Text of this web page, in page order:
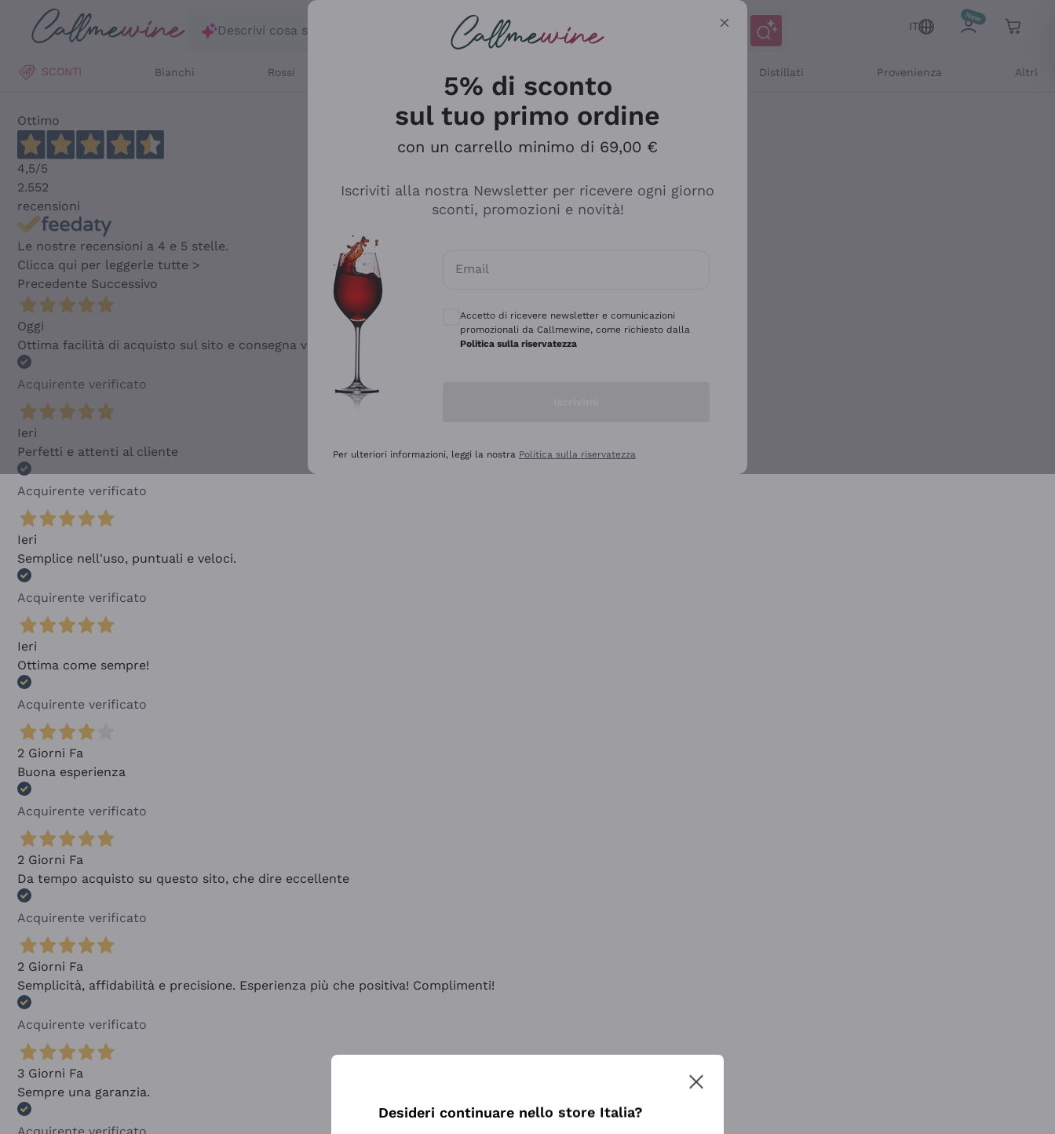
Salta al contenuto principale
Descrivi cosa stai cercando
IT
SCONTI Bianchi Rossi Distillati Provenienza Altri
Ottimo
4,5/5
2.552
recensioni
Le nostre recensioni a 4 e 5 stelle.
Clicca qui per leggerle tutte >
Precedente Successivo
Oggi
Ottima facilità di acquisto sul sito e consegna velocissima
Acquirente verificato
Ieri
Perfetti e attenti al cliente
Acquirente verificato
Ieri
Semplice nell'uso, puntuali e veloci.
Acquirente verificato
Ieri
Ottima come sempre!
Acquirente verificato
2 Giorni Fa
Buona esperienza
Acquirente verificato
2 Giorni Fa
Da tempo acquisto su questo sito, che dire eccellente
Acquirente verificato
2 Giorni Fa
Semplicità, affidabilità e precisione. Esperienza più che positiva! Complimenti!
Acquirente verificato
3 Giorni Fa
Sempre una garanzia.
5% di sconto
sul tuo primo ordine
con un carrello minimo di 69,00 €
Iscriviti alla nostra Newsletter per ricevere ogni giorno
sconti, promozioni e novità!
Email
Accetto di ricevere newsletter e comunicazioni
promozionali da Callmewine, come richiesto dalla
Politica sulla riservatezza
Per ulteriori informazioni, leggi la nostra Politica sulla riservatezza
Desideri continuare nello store Italia?